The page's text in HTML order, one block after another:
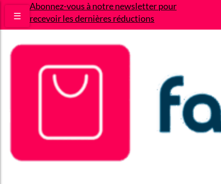
Abonnez-vous à notre newsletter pour
recevoir les dernières réductions
☰